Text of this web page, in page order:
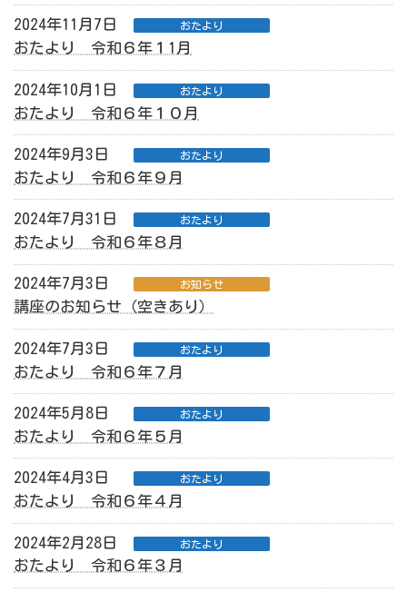
2024年11月7日 おたより
おたより 令和６年１1月
2024年10月1日 おたより
おたより 令和６年１０月
2024年9月3日 おたより
おたより 令和６年９月
2024年7月31日 おたより
おたより 令和６年８月
2024年7月3日 お知らせ
講座のお知らせ（空きあり）
2024年7月3日 おたより
おたより 令和６年７月
2024年5月8日 おたより
おたより 令和６年５月
2024年4月3日 おたより
おたより 令和６年４月
2024年2月28日 おたより
おたより 令和６年３月